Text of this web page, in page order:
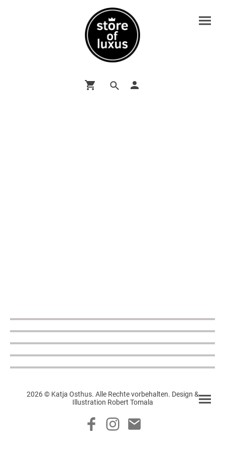
2026 © Katja Osthus. Alle Rechte vorbehalten. Design &
Illustration Robert Tomala